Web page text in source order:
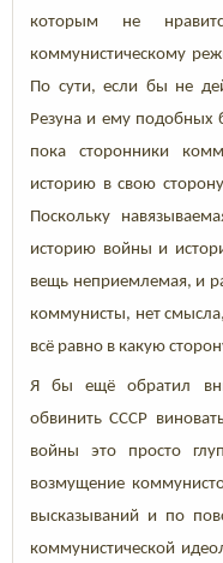
которым не
коммунистическому
По сути, если бы не
Резуна и ему
пока сторонники
историю в свою
Поскольку
историю войны и
вещь неприемлемая, и
коммунисты, нет
всё равно в какую
Я бы ещё обратил
обвинить СССР
войны это просто
возмущение
высказываний и по
коммунистической